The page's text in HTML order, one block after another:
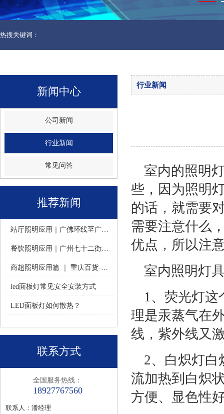
热搜关键词：
新闻中心
公司新闻
行业新闻
常见问答
推荐新闻
站厅照明应用｜广佛环线至广州南站 -佛山火树银花照明
餐饮照明应用｜广州七十二街道餐饮连锁-佛山火树银花照明
商超照明应用篇 ｜ 重庆百货-佛山火树银花照明合作历程
led面板灯常见安全安装方式
LED面板灯如何散热？
联系方式
全国服务热线：
18927767560
联系人：潘经理
行业新闻
室内的照明
些，因为照明
的话，就需要
需要注意什么
优点，所以注
室内照明灯
1、荧光灯
理是汞蒸气在
线，紫外线又
2、白炽灯白
流加热到白炽
方便、显色性